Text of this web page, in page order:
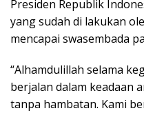
Presiden Republik
yang sudah di lakukan
mencapai swasembada
“Alhamdulillah selama
berjalan dalam keadaan
tanpa hambatan. Kami